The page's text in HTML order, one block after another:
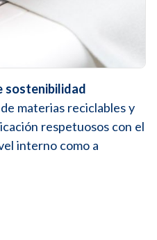
sostenibilidad
materias reciclables y
respetuosos con el
interno como a